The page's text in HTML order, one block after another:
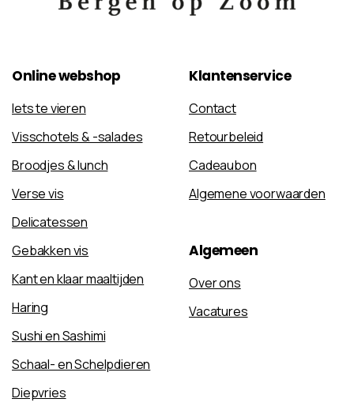
Onlinewebshop
Iets te vieren
Visschotels & -salades
Broodjes & lunch
Verse vis
Delicatessen
Gebakken vis
Kant en klaar maaltijden
Haring
Sushi en Sashimi
Schaal- en Schelpdieren
Diepvries
Klantenservice
Contact
Retourbeleid
Cadeaubon
Algemene voorwaarden
Algemeen
Over ons
Vacatures